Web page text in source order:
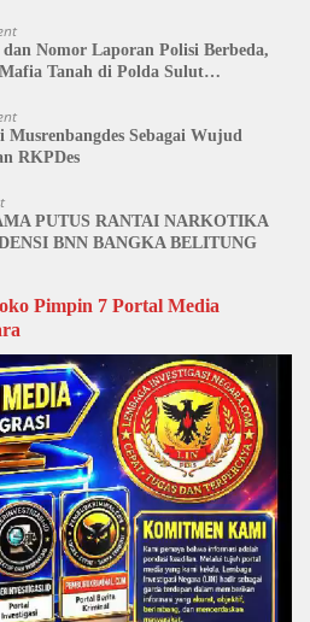
Nomor Laporan Polisi Berbeda,
Tanah di Polda Sulut
Sebagai Wujud
RKPDes
PUTUS RANTAI NARKOTIKA
BNN BANGKA BELITUNG
Pimpin 7 Portal Media